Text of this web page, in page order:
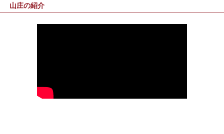
山庄の紹介